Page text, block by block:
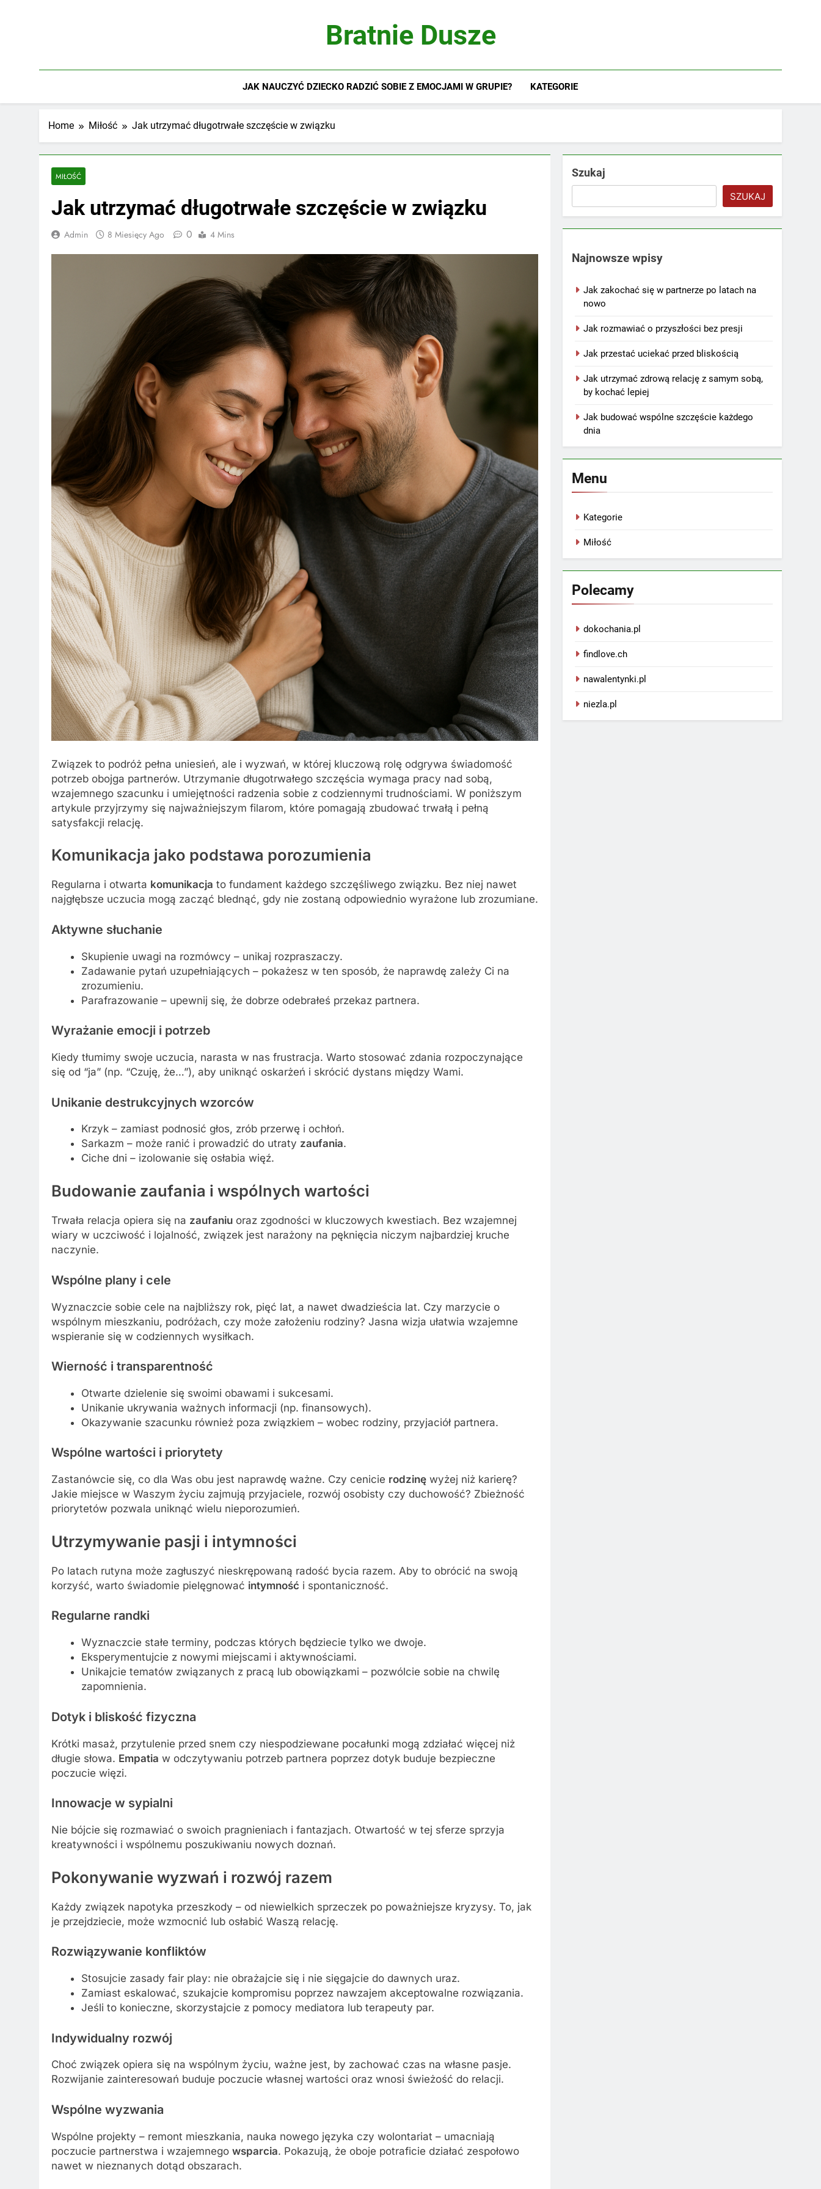
Bratnie Dusze
JAK NAUCZYĆ DZIECKO RADZIĆ SOBIE Z EMOCJAMI W GRUPIE? KATEGORIE
Home Miłość Jak utrzymać długotrwałe szczęście w związku
MIŁOŚĆ
Jak utrzymać długotrwałe szczęście w związku
Admin 8 Miesięcy Ago 0 4 Mins
Związek to podróż pełna uniesień, ale i wyzwań, w której kluczową rolę odgrywa świadomość
potrzeb obojga partnerów. Utrzymanie długotrwałego szczęścia wymaga pracy nad sobą,
wzajemnego szacunku i umiejętności radzenia sobie z codziennymi trudnościami. W poniższym
artykule przyjrzymy się najważniejszym filarom, które pomagają zbudować trwałą i pełną
satysfakcji relację.
Komunikacja jako podstawa porozumienia
Regularna i otwarta komunikacja to fundament każdego szczęśliwego związku. Bez niej nawet
najgłębsze uczucia mogą zacząć blednąć, gdy nie zostaną odpowiednio wyrażone lub zrozumiane.
Aktywne słuchanie
Skupienie uwagi na rozmówcy – unikaj rozpraszaczy.
Zadawanie pytań uzupełniających – pokażesz w ten sposób, że naprawdę zależy Ci na
zrozumieniu.
Parafrazowanie – upewnij się, że dobrze odebrałeś przekaz partnera.
Wyrażanie emocji i potrzeb
Kiedy tłumimy swoje uczucia, narasta w nas frustracja. Warto stosować zdania rozpoczynające
się od “ja” (np. “Czuję, że…”), aby uniknąć oskarżeń i skrócić dystans między Wami.
Unikanie destrukcyjnych wzorców
Krzyk – zamiast podnosić głos, zrób przerwę i ochłoń.
Sarkazm – może ranić i prowadzić do utraty zaufania.
Ciche dni – izolowanie się osłabia więź.
Budowanie zaufania i wspólnych wartości
Trwała relacja opiera się na zaufaniu oraz zgodności w kluczowych kwestiach. Bez wzajemnej
wiary w uczciwość i lojalność, związek jest narażony na pęknięcia niczym najbardziej kruche
naczynie.
Wspólne plany i cele
Wyznaczcie sobie cele na najbliższy rok, pięć lat, a nawet dwadzieścia lat. Czy marzycie o
wspólnym mieszkaniu, podróżach, czy może założeniu rodziny? Jasna wizja ułatwia wzajemne
wspieranie się w codziennych wysiłkach.
Wierność i transparentność
Otwarte dzielenie się swoimi obawami i sukcesami.
Unikanie ukrywania ważnych informacji (np. finansowych).
Okazywanie szacunku również poza związkiem – wobec rodziny, przyjaciół partnera.
Wspólne wartości i priorytety
Zastanówcie się, co dla Was obu jest naprawdę ważne. Czy cenicie rodzinę wyżej niż karierę?
Jakie miejsce w Waszym życiu zajmują przyjaciele, rozwój osobisty czy duchowość? Zbieżność
priorytetów pozwala uniknąć wielu nieporozumień.
Utrzymywanie pasji i intymności
Po latach rutyna może zagłuszyć nieskrępowaną radość bycia razem. Aby to obrócić na swoją
korzyść, warto świadomie pielęgnować intymność i spontaniczność.
Regularne randki
Wyznaczcie stałe terminy, podczas których będziecie tylko we dwoje.
Eksperymentujcie z nowymi miejscami i aktywnościami.
Unikajcie tematów związanych z pracą lub obowiązkami – pozwólcie sobie na chwilę
zapomnienia.
Dotyk i bliskość fizyczna
Krótki masaż, przytulenie przed snem czy niespodziewane pocałunki mogą zdziałać więcej niż
długie słowa. Empatia w odczytywaniu potrzeb partnera poprzez dotyk buduje bezpieczne
poczucie więzi.
Innowacje w sypialni
Nie bójcie się rozmawiać o swoich pragnieniach i fantazjach. Otwartość w tej sferze sprzyja
kreatywności i wspólnemu poszukiwaniu nowych doznań.
Pokonywanie wyzwań i rozwój razem
Każdy związek napotyka przeszkody – od niewielkich sprzeczek po poważniejsze kryzysy. To, jak
je przejdziecie, może wzmocnić lub osłabić Waszą relację.
Rozwiązywanie konfliktów
Stosujcie zasady fair play: nie obrażajcie się i nie sięgajcie do dawnych uraz.
Zamiast eskalować, szukajcie kompromisu poprzez nawzajem akceptowalne rozwiązania.
Jeśli to konieczne, skorzystajcie z pomocy mediatora lub terapeuty par.
Indywidualny rozwój
Choć związek opiera się na wspólnym życiu, ważne jest, by zachować czas na własne pasje.
Rozwijanie zainteresowań buduje poczucie własnej wartości oraz wnosi świeżość do relacji.
Wspólne wyzwania
Wspólne projekty – remont mieszkania, nauka nowego języka czy wolontariat – umacniają
poczucie partnerstwa i wzajemnego wsparcia. Pokazują, że oboje potraficie działać zespołowo
nawet w nieznanych dotąd obszarach.
Szukaj
SZUKAJ
Najnowsze wpisy
Jak zakochać się w partnerze po latach na
nowo
Jak rozmawiać o przyszłości bez presji
Jak przestać uciekać przed bliskością
Jak utrzymać zdrową relację z samym sobą,
by kochać lepiej
Jak budować wspólne szczęście każdego
dnia
Menu
Kategorie
Miłość
Polecamy
dokochania.pl
findlove.ch
nawalentynki.pl
niezla.pl